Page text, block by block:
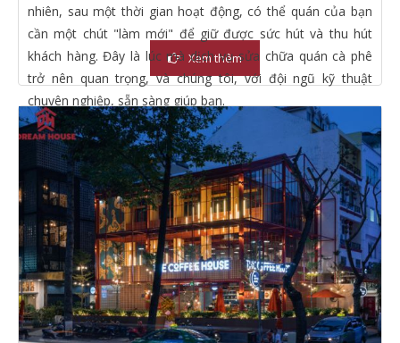
nhiên, sau một thời gian hoạt động, có thể quán của bạn
cần một chút "làm mới" để giữ được sức hút và thu hút
khách hàng. Đây là lúc mà dịch vụ sửa chữa quán cà phê
trở nên quan trọng, và chúng tôi, với đội ngũ kỹ thuật
chuyên nghiệp, sẵn sàng giúp bạn.
Xem thêm